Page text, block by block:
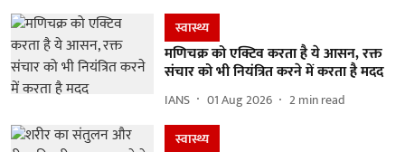
स्वास्थ्य
मणिचक्र को एक्टिव करता है ये आसन, रक्त
संचार को भी नियंत्रित करने में करता है मदद
IANS 01 Aug 2026 2min read
स्वास्थ्य